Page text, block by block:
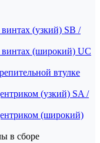
(узкий) SB /
(широкий) UC
втулке
(узкий) SA /
(широкий)
в сборе